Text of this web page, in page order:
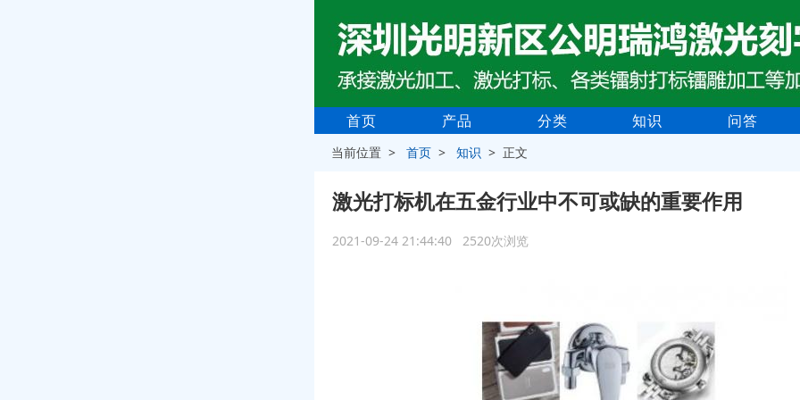
首页 产品 分类 知识 问答
当前位置 >首页 >知识 > 正文
激光打标机在五金行业中不可或缺的重要作用
2021-09-24 21:44:40 2520次浏览